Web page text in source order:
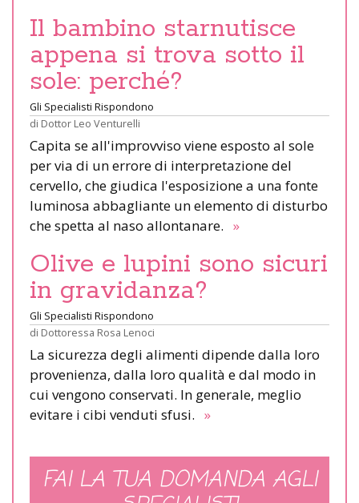
Il bambino starnutisce
appena si trova sotto il
sole: perché?
Gli Specialisti Rispondono
di Dottor Leo Venturelli
Capita se all'improvviso viene esposto al sole
per via di un errore di interpretazione del
cervello, che giudica l'esposizione a una fonte
luminosa abbagliante un elemento di disturbo
che spetta al naso allontanare. »
Olive e lupini sono sicuri
in gravidanza?
Gli Specialisti Rispondono
di Dottoressa Rosa Lenoci
La sicurezza degli alimenti dipende dalla loro
provenienza, dalla loro qualità e dal modo in
cui vengono conservati. In generale, meglio
evitare i cibi venduti sfusi. »
FAI LA TUA DOMANDA AGLI